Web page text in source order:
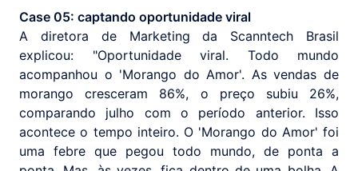
Case 05: captando oportunidade viral
A diretora de Marketing da Scanntech Brasil
explicou: "Oportunidade viral. Todo mundo
acompanhou o 'Morango do Amor'. As vendas de
morango cresceram 86%, o preço subiu 26%,
comparando julho com o período anterior. Isso
acontece o tempo inteiro. O 'Morango do Amor' foi
uma febre que pegou todo mundo, de ponta a